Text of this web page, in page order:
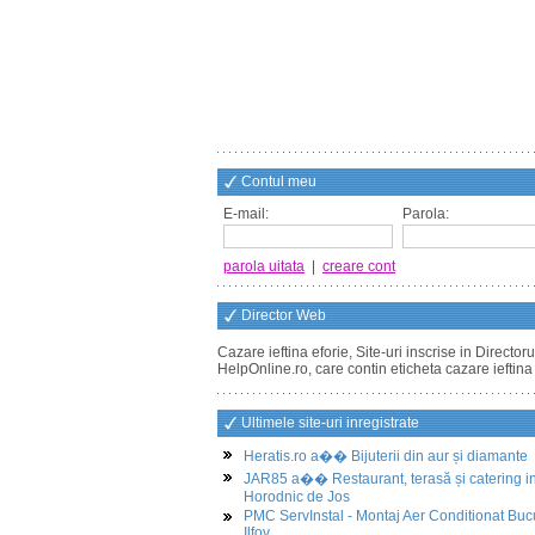
Contul meu
E-mail:
Parola:
parola uitata creare cont
Director Web
Cazare ieftina eforie, Site-uri inscrise in
HelpOnline.ro, care contin eticheta cazare ieftina
Ultimele site-uri inregistrate
Heratis.ro a�� Bijuterii din aur și diamante
JAR85 a�� Restaurant, terasă și catering in
Horodnic de Jos
PMC ServInstal - Montaj Aer Conditionat